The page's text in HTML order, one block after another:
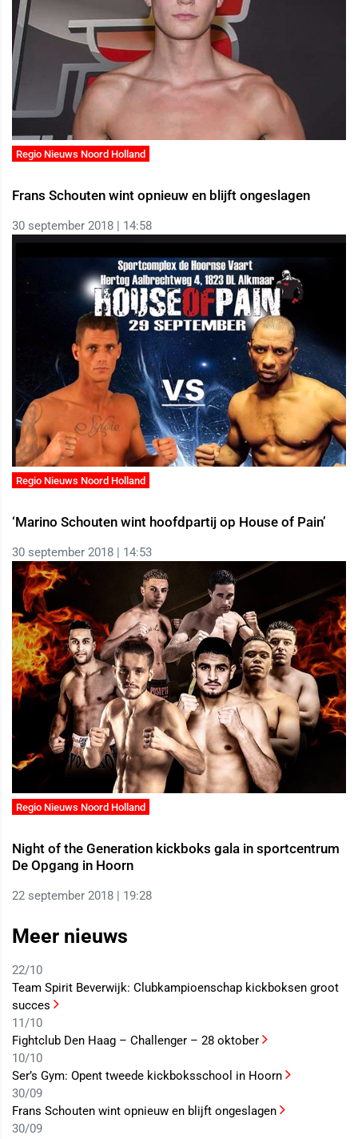
Regio Nieuws Noord Holland
Frans Schouten wint opnieuw en blijft ongeslagen
30 september 2018 | 14:58
Regio Nieuws Noord Holland
‘Marino Schouten wint hoofdpartij op House of Pain’
30 september 2018 | 14:53
Regio Nieuws Noord Holland
Night of the Generation kickboks gala in sportcentrum
De Opgang in Hoorn
22 september 2018 | 19:28
Meer nieuws
22/10
Team Spirit Beverwijk: Clubkampioenschap kickboksen groot
succes
11/10
Fightclub Den Haag – Challenger – 28 oktober
10/10
Ser’s Gym: Opent tweede kickboksschool in Hoorn
30/09
Frans Schouten wint opnieuw en blijft ongeslagen
30/09